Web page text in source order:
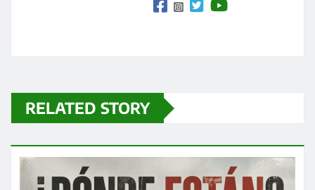
RELATED STORY